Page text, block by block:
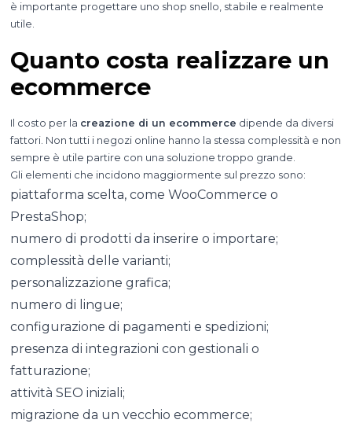
è importante progettare uno shop snello, stabile e realmente
utile.
Quanto costa realizzare un
ecommerce
Il costo per la creazione di un ecommerce dipende da diversi
fattori. Non tutti i negozi online hanno la stessa complessità e non
sempre è utile partire con una soluzione troppo grande.
Gli elementi che incidono maggiormente sul prezzo sono:
piattaforma scelta, come WooCommerce o
PrestaShop;
numero di prodotti da inserire o importare;
complessità delle varianti;
personalizzazione grafica;
numero di lingue;
configurazione di pagamenti e spedizioni;
presenza di integrazioni con gestionali o
fatturazione;
attività SEO iniziali;
migrazione da un vecchio ecommerce;